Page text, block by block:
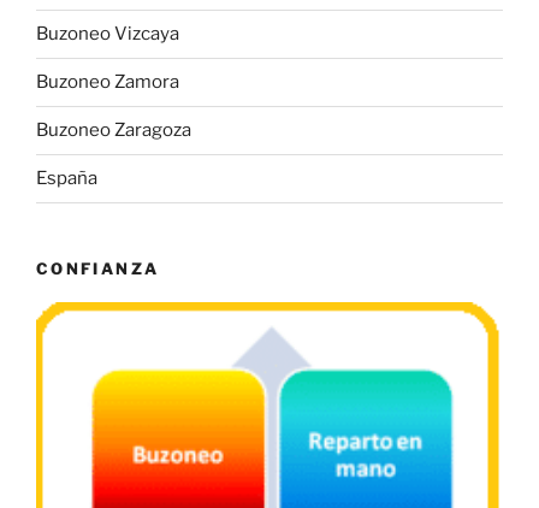
Buzoneo Vizcaya
Buzoneo Zamora
Buzoneo Zaragoza
España
CONFIANZA